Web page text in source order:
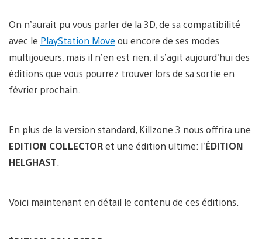
On n’aurait pu vous parler de la 3D, de sa compatibilité
avec le PlayStation Move ou encore de ses modes
multijoueurs, mais il n’en est rien, il s’agit aujourd’hui des
éditions que vous pourrez trouver lors de sa sortie en
février prochain.
En plus de la version standard, Killzone 3 nous offrira une
EDITION COLLECTORet une édition ultime: l’ÉDITION
HELGHAST
Voici maintenant en détail le contenu de ces éditions.